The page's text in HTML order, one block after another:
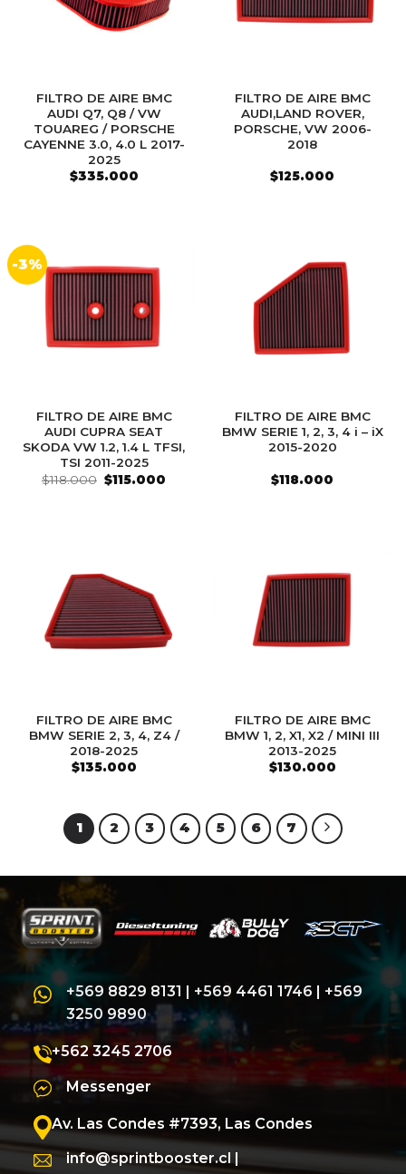
FILTRO DE AIRE BMC
AUDI Q7, Q8 / VW
TOUAREG / PORSCHE
CAYENNE 3.0, 4.0 L 2017-
2025
$335.000
FILTRO DE AIRE BMC
AUDI,LAND ROVER,
PORSCHE, VW 2006-
2018
$125.000
-3%
FILTRO DE AIRE BMC
AUDI CUPRA SEAT
SKODA VW 1.2, 1.4 L TFSI,
TSI 2011-2025
$118.000 El
precio
$115.000
FILTRO DE AIRE BMC
BMW SERIE 1, 2, 3, 4 i – iX
2015-2020
$118.000
FILTRO DE AIRE BMC
BMW SERIE 2, 3, 4, Z4 /
2018-2025
$135.000
FILTRO DE AIRE BMC
BMW 1, 2, X1, X2 / MINI III
2013-2025
$130.000
1 2 3 4 5 6 7
+569 8829 8131 +569 4461 1746
+569
3250 9890
+562 3245 2706
Messenger
Av. Las Condes #7393, Las Condes
info@sprintbooster.cl |